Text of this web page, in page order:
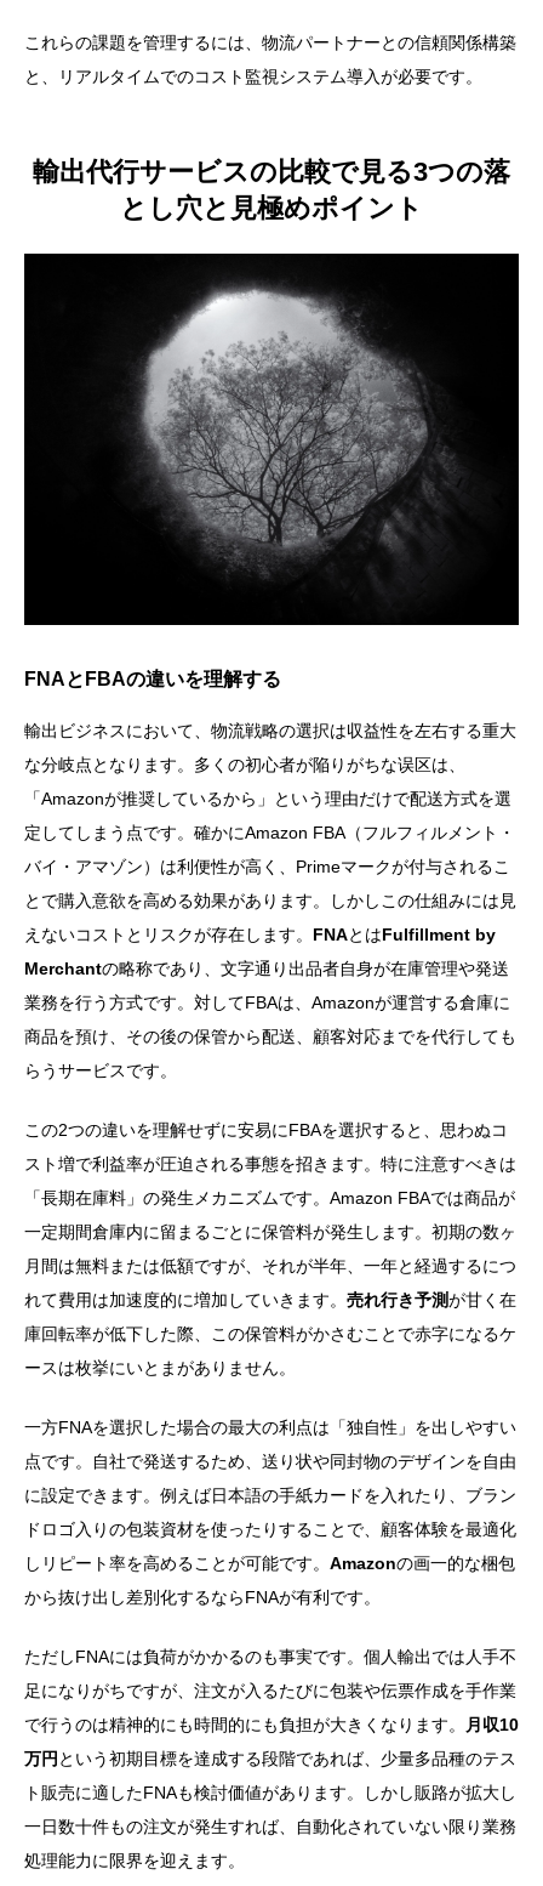
これらの課題を管理するには、物流パートナーとの信頼関係構築
と、リアルタイムでのコスト監視システム導入が必要です。
輸出代行サービスの比較で見る3つの落
とし穴と見極めポイント
FNAとFBAの違いを理解する
輸出ビジネスにおいて、物流戦略の選択は収益性を左右する重大
な分岐点となります。多くの初心者が陥りがちな误区は、
「Amazonが推奨しているから」という理由だけで配送方式を選
定してしまう点です。確かにAmazon FBA（フルフィルメント・
バイ・アマゾン）は利便性が高く、Primeマークが付与されるこ
とで購入意欲を高める効果があります。しかしこの仕組みには見
えないコストとリスクが存在します。 FNAとはFulfillment by
Merchantの略称であり、文字通り出品者自身が在庫管理や発送
業務を行う方式です。対してFBAは、Amazonが運営する倉庫に
商品を預け、その後の保管から配送、顧客対応までを代行しても
らうサービスです。
この2つの違いを理解せずに安易にFBAを選択すると、思わぬコ
スト増で利益率が圧迫される事態を招きます。特に注意すべきは
「長期在庫料」の発生メカニズムです。Amazon FBAでは商品が
一定期間倉庫内に留まるごとに保管料が発生します。初期の数ヶ
月間は無料または低額ですが、それが半年、一年と経過するにつ
れて費用は加速度的に増加していきます。 売れ行き予測が甘く在
庫回転率が低下した際、この保管料がかさむことで赤字になるケ
ースは枚挙にいとまがありません。
一方FNAを選択した場合の最大の利点は「独自性」を出しやすい
点です。自社で発送するため、送り状や同封物のデザインを自由
に設定できます。例えば日本語の手紙カードを入れたり、ブラン
ドロゴ入りの包装資材を使ったりすることで、顧客体験を最適化
しリピート率を高めることが可能です。 Amazonの画一的な梱包
から抜け出し差別化するならFNAが有利です。
ただしFNAには負荷がかかるのも事実です。個人輸出では人手不
足になりがちですが、注文が入るたびに包装や伝票作成を手作業
で行うのは精神的にも時間的にも負担が大きくなります。
月収10
万円 という初期目標を達成する段階であれば、少量多品種のテス
ト販売に適したFNAも検討価値があります。しかし販路が拡大し
一日数十件もの注文が発生すれば、自動化されていない限り業務
処理能力に限界を迎えます。